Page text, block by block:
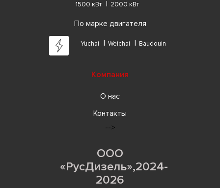
1500 кВт
2000 кВт
По марке двигателя
Yuchai Weichai Baudouin
Компания
О нас
Контакты
-->
ООО
«РусДизель»,2024-
2026